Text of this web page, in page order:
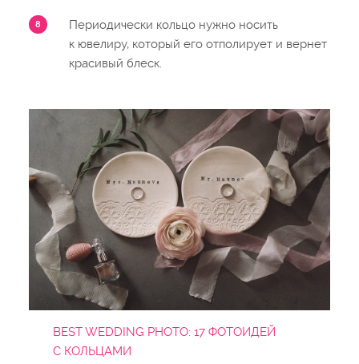
Периодически кольцо нужно носить
к ювелиру, который его отполирует и вернет
красивый блеск.
BEST WEDDING PHOTO: 17 ФОТОИДЕЙ
С КОЛЬЦАМИ